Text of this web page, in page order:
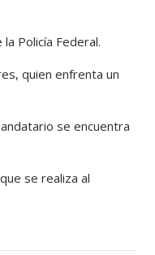
Policía Federal.
quien enfrenta un
se encuentra
se realiza al